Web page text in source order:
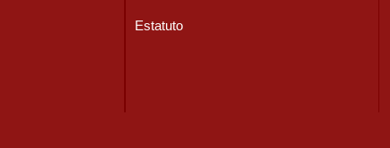
Estatuto